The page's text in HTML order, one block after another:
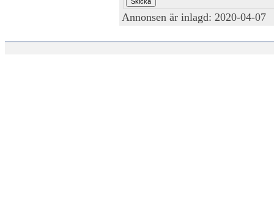
Annonsen är inlagd: 2020-04-07